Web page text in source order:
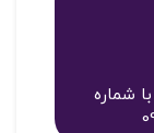
شماره